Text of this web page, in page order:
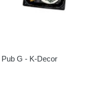
G - K-Decor